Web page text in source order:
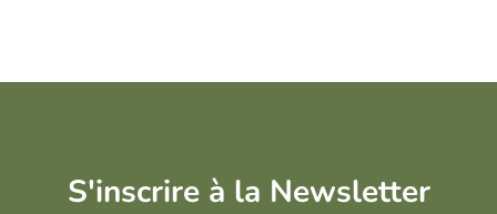
S'inscrire à la Newsletter